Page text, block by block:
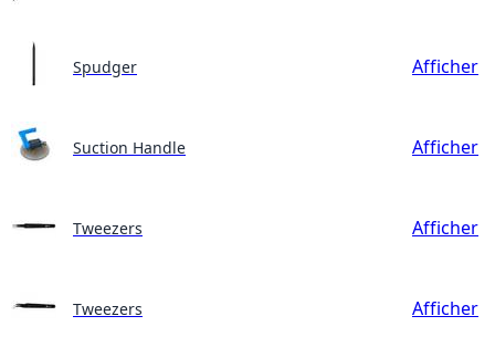
Spudger Afficher
Suction Handle Afficher
Tweezers Afficher
Tweezers Afficher